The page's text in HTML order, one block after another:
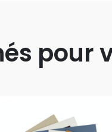
pour